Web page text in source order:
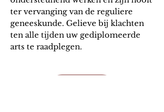
ter vervanging van de reguliere
geneeskunde. Gelieve bij klachten
ten alle tijden uw gediplomeerde
arts te raadplegen.